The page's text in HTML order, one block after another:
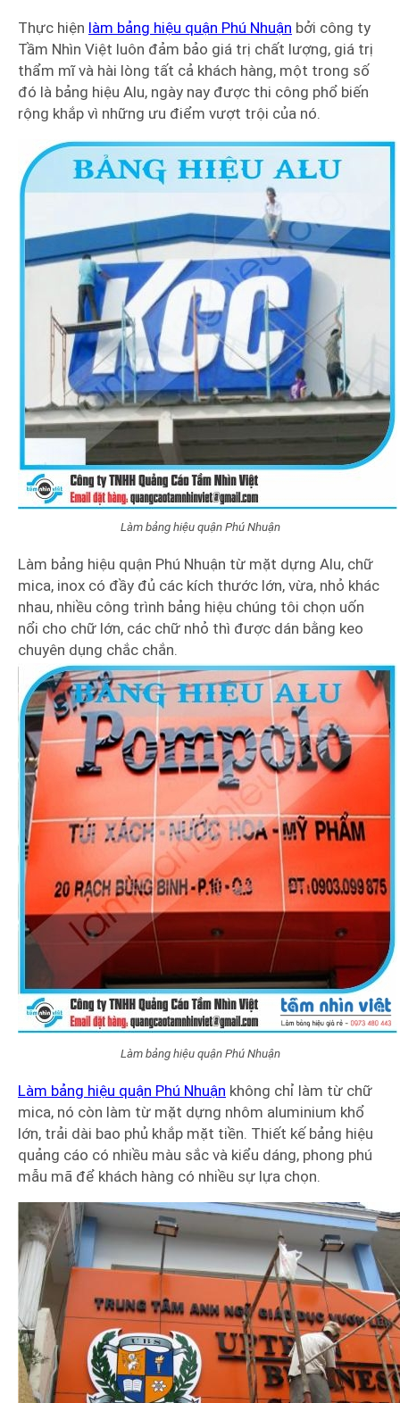
Thực hiện làm bảng hiệu quận Phú Nhuận bởi công ty
Tầm Nhìn Việt luôn đảm bảo giá trị chất lượng, giá trị
thẩm mĩ và hài lòng tất cả khách hàng, một trong số
đó là bảng hiệu Alu, ngày nay được thi công phổ biến
rộng khắp vì những ưu điểm vượt trội của nó.
Làm bảng hiệu quận Phú Nhuận
Làm bảng hiệu quận Phú Nhuận từ mặt dựng Alu, chữ
mica, inox có đầy đủ các kích thước lớn, vừa, nhỏ khác
nhau, nhiều công trình bảng hiệu chúng tôi chọn uốn
nổi cho chữ lớn, các chữ nhỏ thì được dán bằng keo
chuyên dụng chắc chắn.
Làm bảng hiệu quận Phú Nhuận
Làm bảng hiệu quận Phú Nhuận không chỉ làm từ chữ
mica, nó còn làm từ mặt dựng nhôm aluminium khổ
lớn, trải dài bao phủ khắp mặt tiền. Thiết kế bảng hiệu
quảng cáo có nhiều màu sắc và kiểu dáng, phong phú
mẫu mã để khách hàng có nhiều sự lựa chọn.